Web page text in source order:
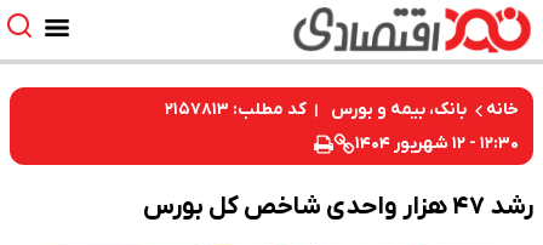
خانه بانک، بیمه و بورس
کد مطلب: ۲۱۵۷۸۱۳
۱۲:۳۰ - ۱۲ شهریور ۱۴۰۴
رشد ۴۷ هزار واحدی شاخص کل بورس